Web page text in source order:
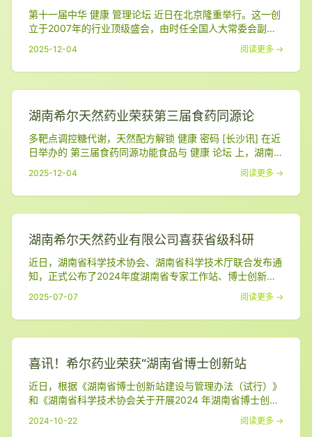
第十一届中华 健康 管理论坛 近日在北京隆重举行。这一创
立于2007年的行业顶级盛会，由时任全国人大常委会副委
员长 周铁农 题写会名，十届全国人大常委会副委员长 顾秀
莲 担任名誉主席， 王陇德 院士担任创始主席，是我国 健康
管理领域最具权威性和影响力的品牌活动。 在本届论坛
2025-12-04 阅读更多 →
湖南希尔天然药业荣获第三届食药同源论
多靶点调控糖代谢，天然配方解锁 健康 密码 [长沙讯] 在近
日举办的 第三届食药同源功能食品与 健康 论坛 上，湖南
希尔 天然药业有限公司研发的 “ 伊能 启元牌复合植物粉” 凭
借其创新性与显著功效，荣获本次论坛 “技术创新奖” 。这
一奖项标志着 希尔 天然药业在食药同源健康产品研发领域
2025-12-04 阅读更多 →
湖南希尔天然药业有限公司喜获省级科研
近日，湖南省科学技术协会、湖南省科学技术厅联合发布通
知，正式公布了2024年度湖南省专家工作站、博士创新站
考核结果及2025年认定名单。湖南 希尔 天然药业有限公司
在本次评选中表现优异，成功通过2025年“湖南省专家工作
站”认定，同时其“湖南省博士创新站”在2024年度考核中获
2025-07-07 阅读更多 →
喜讯！希尔药业荣获“湖南省博士创新站
近日，根据《湖南省博士创新站建设与管理办法（试行）》
和《湖南省科学技术协会关于开展2024 年湖南省博士创新
站申报认定工作的通知》文件精神，经专家办形式审查、专
家集中评审及现场
2024-10-22 阅读更多 →